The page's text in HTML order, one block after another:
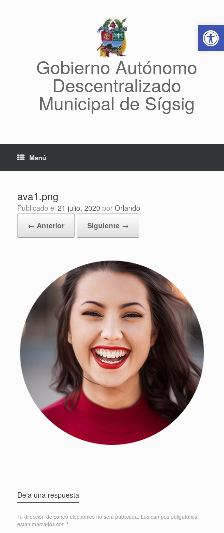
Abrir
Gobierno Autónomo
Descentralizado
Municipal de Sígsig
Menú
ava1.png
Publicado el 21 julio, 2020 por Orlando
← Anterior
Siguiente →
Deja una respuesta
Tu dirección de correo electrónico no será publicada. Los campos obligatorios
están marcados con *